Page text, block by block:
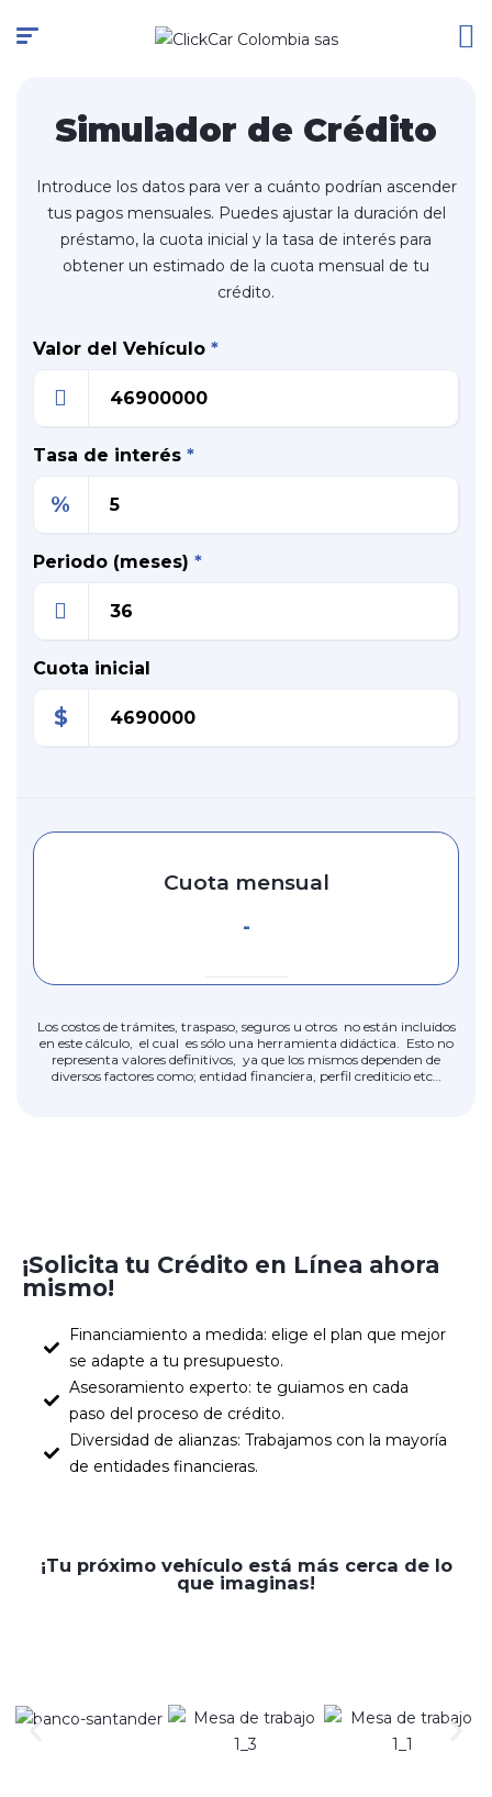
Simulador de Crédito
Introduce los datos para ver a cuánto podrían ascender
tus pagos mensuales. Puedes ajustar la duración del
préstamo, la cuota inicial y la tasa de interés para
obtener un estimado de la cuota mensual de tu
crédito.
Valor del Vehículo *
Tasa de interés *
%
Periodo (meses) *
Cuota inicial
$
Cuota mensual
-
Los costos de trámites, traspaso, seguros u otros no están incluidos
en este cálculo, el cual es sólo una herramienta didáctica. Esto no
representa valores definitivos, ya que los mismos dependen de
diversos factores como; entidad financiera, perfil crediticio etc…
¡Solicita tu Crédito en Línea ahora
mismo!
Financiamiento a medida: elige el plan que mejor
se adapte a tu presupuesto.
Asesoramiento experto: te guiamos en cada
paso del proceso de crédito.
Diversidad de alianzas: Trabajamos con la mayoría
de entidades financieras.
¡Tu próximo vehículo está más cerca de lo
que imaginas!